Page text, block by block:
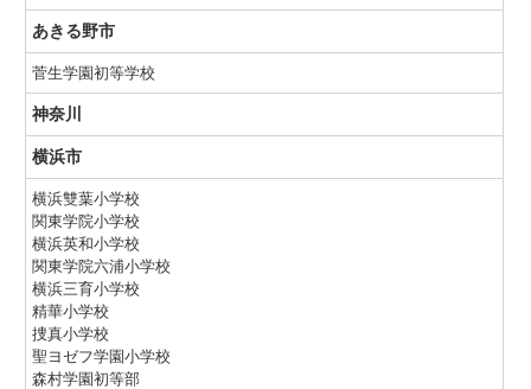
あきる野市
菅生学園初等学校
神奈川
横浜市
横浜雙葉小学校
関東学院小学校
横浜英和小学校
関東学院六浦小学校
横浜三育小学校
精華小学校
捜真小学校
聖ヨゼフ学園小学校
森村学園初等部